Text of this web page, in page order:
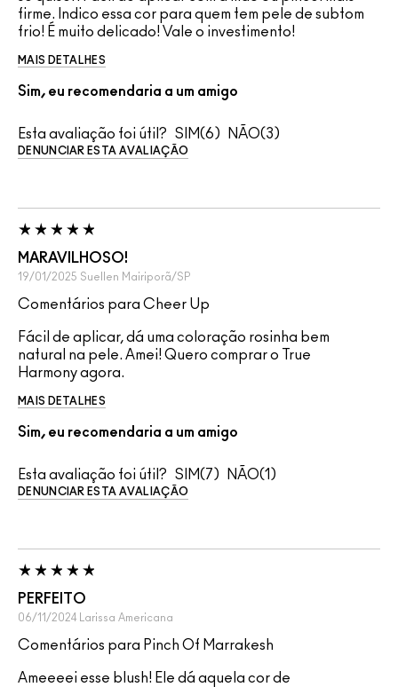
firme. Indico essa cor para quem tem pele de subtom
frio! É muito delicado! Vale o investimento!
MAIS DETALHES
Sim, eu recomendaria a um amigo
Esta avaliação foi útil? 6 3
DENUNCIAR ESTA AVALIAÇÃO
MARAVILHOSO!
19/01/2025 Suellen Mairiporã/SP
Comentários para Cheer Up
Fácil de aplicar, dá uma coloração rosinha bem
natural na pele. Amei! Quero comprar o True
Harmony agora.
MAIS DETALHES
Sim, eu recomendaria a um amigo
Esta avaliação foi útil? 7 1
DENUNCIAR ESTA AVALIAÇÃO
PERFEITO
06/11/2024 Larissa Americana
Comentários para Pinch Of Marrakesh
Ameeeei esse blush! Ele dá aquela cor de